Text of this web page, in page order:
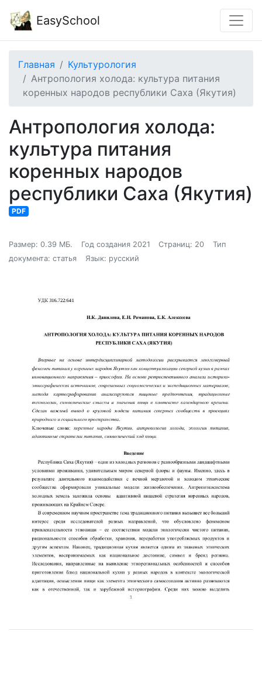
EasySchool
Главная
Культурология
Антропология холода: культура питания
коренных народов республики Саха (Якутия)
Антропология холода:
культура питания
коренных народов
республики Саха (Якутия)
PDF
Размер: 0.39 МБ. Год создания 2021 Страниц: 20
Тип
документа: статья
Язык: русский